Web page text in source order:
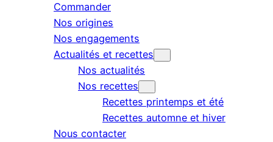
Commander
Nos origines
Nos engagements
Actualités et recettes
Nos actualités
Nos recettes
Recettes printemps et été
Recettes automne et hiver
Nous contacter